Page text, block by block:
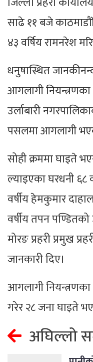
साढे ११ बजे
४३ वर्षिय रामनरेश
धनुषास्थित
आगलागी नियन्त्रणका
उर्लाबारी
पसलमा आगलागी
सोही क्रममा घाइते
ल्याइएका घरधनी ६८
वर्षीय हेमकुमार
वर्षीय तपन
मोरङ प्रहरी प्रमुख
जानकारी दिए।
आगलागी नियन्त्रणका
गरेर २८ जना घाइते
अघिल्लो